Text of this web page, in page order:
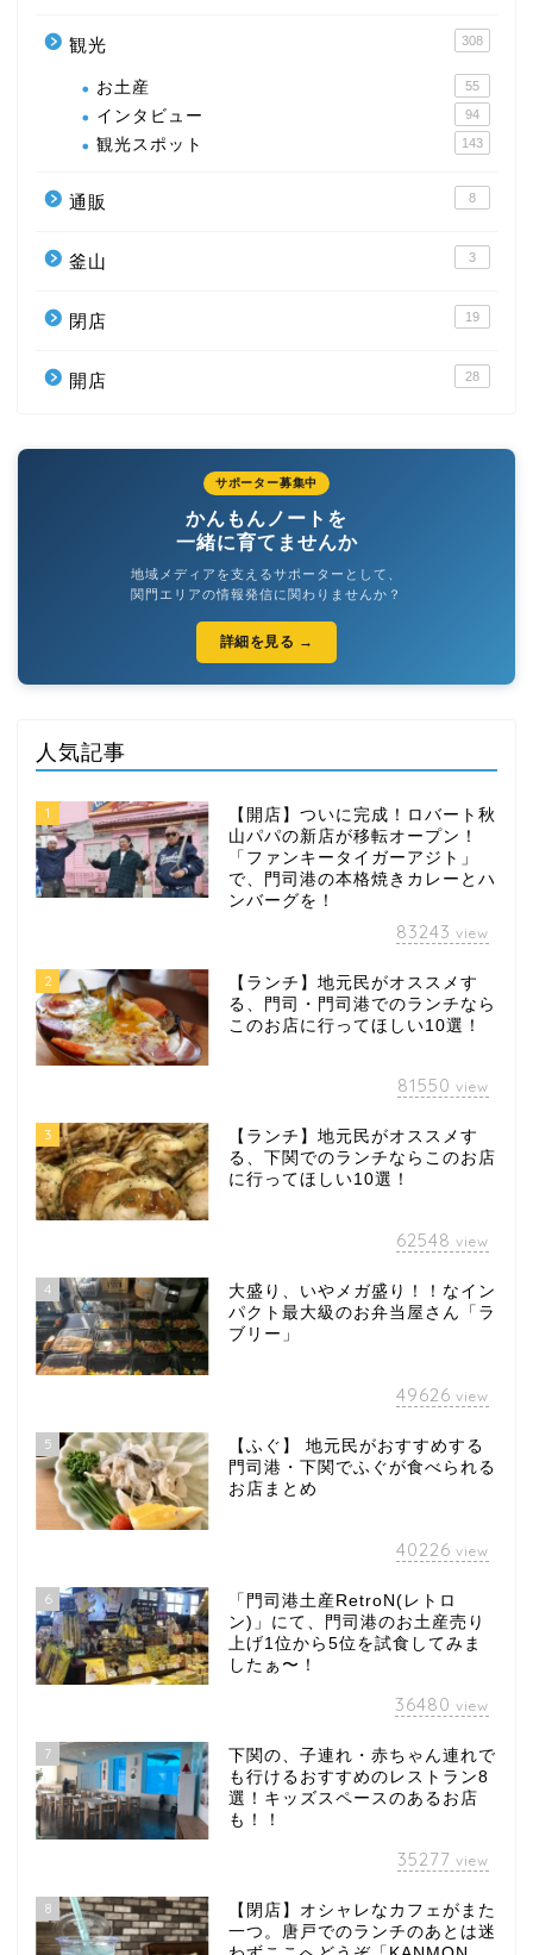
観光 308
お土産 55
インタビュー 94
観光スポット 143
通販 8
釜山 3
閉店 19
開店 28
サポーター募集中
かんもんノートを
一緒に育てませんか
地域メディアを支えるサポーターとして、
関門エリアの情報発信に関わりませんか？
詳細を見る →
人気記事
1
【開店】ついに完成！ロバート秋
山パパの新店が移転オープン！
「ファンキータイガーアジト」
で、門司港の本格焼きカレーとハ
ンバーグを！
83243 view
2
【ランチ】地元民がオススメす
る、門司・門司港でのランチなら
このお店に行ってほしい10選！
81550 view
3
【ランチ】地元民がオススメす
る、下関でのランチならこのお店
に行ってほしい10選！
62548 view
4
大盛り、いやメガ盛り！！なイン
パクト最大級のお弁当屋さん「ラ
ブリー」
49626 view
5
【ふぐ】 地元民がおすすめする
門司港・下関でふぐが食べられる
お店まとめ
40226 view
6
「門司港土産RetroN(レトロ
ン)」にて、門司港のお土産売り
上げ1位から5位を試食してみま
したぁ〜！
36480 view
7
下関の、子連れ・赤ちゃん連れで
も行けるおすすめのレストラン8
選！キッズスペースのあるお店
も！！
35277 view
8
【閉店】オシャレなカフェがまた
一つ。唐戸でのランチのあとは迷